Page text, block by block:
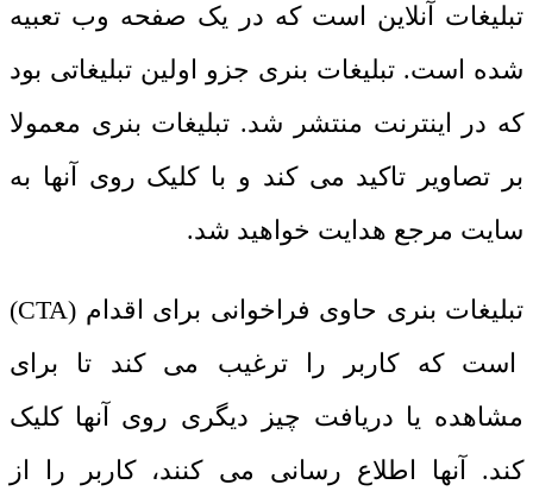
تبلیغات آنلاین است که در یک صفحه وب تعبیه
شده است. تبلیغات بنری جزو اولین تبلیغاتی بود
که در اینترنت منتشر شد. تبلیغات بنری معمولا
بر تصاویر تاکید می کند و با کلیک روی آنها به
سایت مرجع هدایت خواهید شد.
تبلیغات بنری حاوی فراخوانی برای اقدام (CTA
)
است که کاربر را ترغیب می کند تا برای
مشاهده یا دریافت چیز دیگری روی آنها کلیک
کند. آنها اطلاع رسانی می کنند، کاربر را از